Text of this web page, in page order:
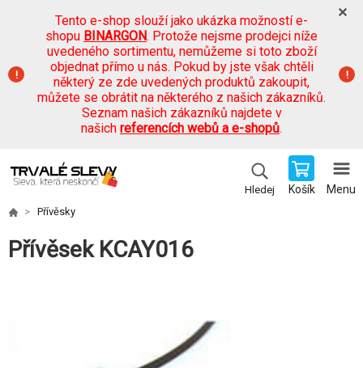
Tento e-shop slouží jako ukázka možností e-
shopu BINARGON. Protože nejsme prodejci níže
uvedeného sortimentu, nemůžeme si toto zboží
objednat přímo u nás. Pokud by jste však chtěli
některý ze zde uvedených produktů zakoupit,
můžete se obrátit na některého z našich zákazníků.
Seznam našich zákazníků najdete v
našich referencích webů a e-shopů.
Hledej Košík Menu
Přívěsky
Přívěsek KCAY016